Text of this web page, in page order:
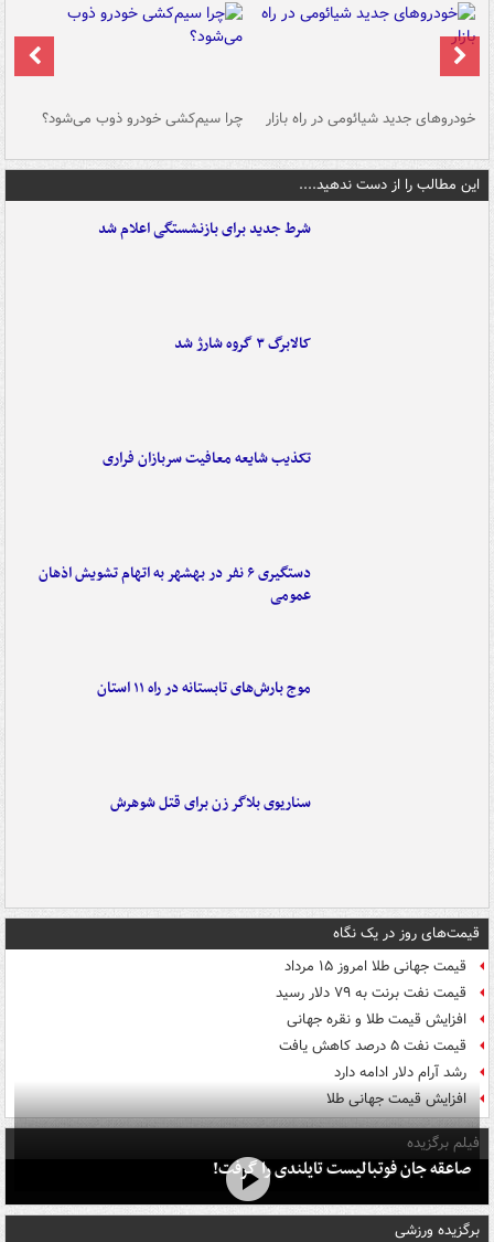
خودروهای جدید شیائومی در راه بازار چرا سیم‌کشی خودرو ذوب می‌شود؟
این مطالب را از دست ندهید....
شرط جدید برای بازنشستگی اعلام شد
کالابرگ ۳ گروه شارژ شد
تکذیب شایعه معافیت سربازان فراری
دستگیری ۶ نفر در بهشهر به اتهام تشویش اذهان
عمومی
موج بارش‌های تابستانه در راه ۱۱ استان
سناریوی بلاگر زن برای قتل شوهرش
قیمت‌های روز در یک نگاه
قیمت جهانی طلا امروز ۱۵ مرداد
قیمت نفت برنت به ۷۹ دلار رسید
افزایش قیمت طلا و نقره جهانی
قیمت نفت ۵ درصد کاهش یافت
رشد آرام دلار ادامه دارد
افزایش قیمت جهانی طلا
فیلم برگزیده
صاعقه جان فوتبالیست تایلندی را گرفت!
برگزیده ورزشی